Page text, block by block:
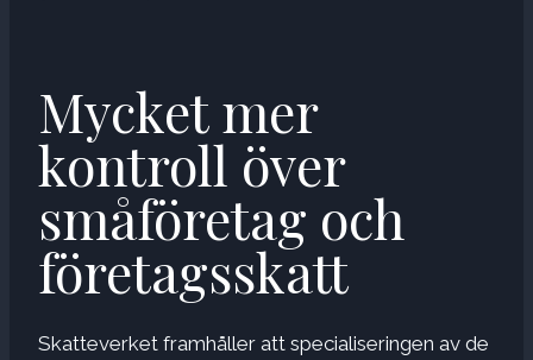
Mycket mer
kontroll över
småföretag och
företagsskatt
Skatteverket framhåller att specialiseringen av de